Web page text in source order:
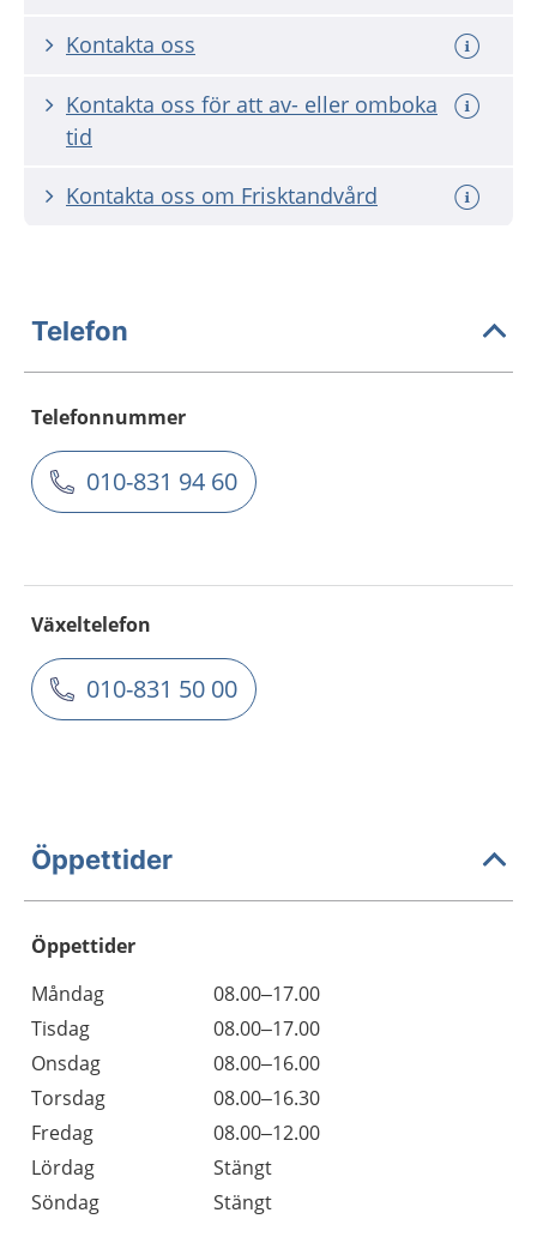
Kontakta oss
Kontakta oss för att av- eller omboka
tid
Kontakta oss om Frisktandvård
Telefon
Telefonnummer
010-831 94 60
Växeltelefon
010-831 50 00
Öppettider
Öppettider
Dag
Öppettider
Kommentarer
Måndag
08.00–17.00
Tisdag
08.00–17.00
Onsdag
08.00–16.00
Torsdag
08.00–16.30
Fredag
08.00–12.00
Lördag
Stängt
Söndag
Stängt